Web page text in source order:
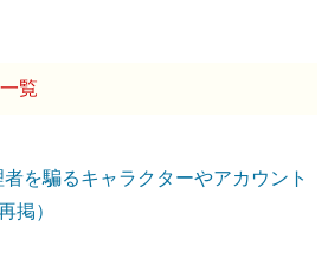
覧
者を騙るキャラクターやアカウント
掲）